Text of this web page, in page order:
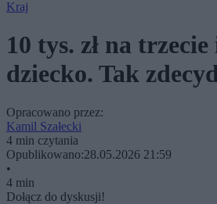
Kraj
10 tys. zł na
dziecko. Tak
Opracowano przez:
Kamil Szałecki
4 min czytania
Opublikowano:28.05.2026 21:59
•
4 min
Dołącz do dyskusji!